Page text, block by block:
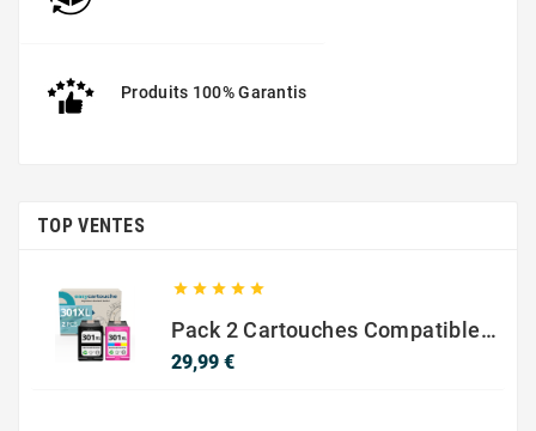
Produits 100% Garantis
TOP VENTES
    
Pack 2 Cartouches Compatible Avec HP 301 XL Noir Et Couleur
29,99 €Prix